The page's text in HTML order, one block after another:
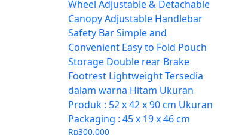
Wheel Adjustable & Detachable
Canopy Adjustable Handlebar
Safety Bar Simple and
Convenient Easy to Fold Pouch
Storage Double rear Brake
Footrest Lightweight Tersedia
dalam warna Hitam Ukuran
Produk : 52 x 42 x 90 cm Ukuran
Packaging : 45 x 19 x 46 cm
Rp300.000